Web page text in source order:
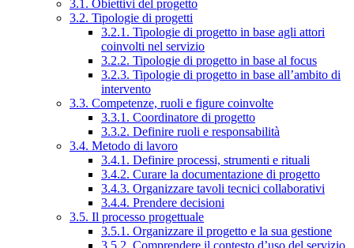
3.1. Obiettivi del progetto
3.2. Tipologie di progetti
3.2.1. Tipologie di progetto in base agli attori
coinvolti nel servizio
3.2.2. Tipologie di progetto in base al focus
3.2.3. Tipologie di progetto in base all’ambito di
intervento
3.3. Competenze, ruoli e figure coinvolte
3.3.1. Coordinatore di progetto
3.3.2. Definire ruoli e responsabilità
3.4. Metodo di lavoro
3.4.1. Definire processi, strumenti e rituali
3.4.2. Curare la documentazione di progetto
3.4.3. Organizzare tavoli tecnici collaborativi
3.4.4. Prendere decisioni
3.5. Il processo progettuale
3.5.1. Organizzare il progetto e la sua gestione
3.5.2. Comprendere il contesto d’uso del servizio